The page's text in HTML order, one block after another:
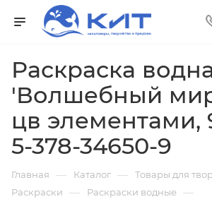
Раскраска
'Волшебный
цв элементами,
5-378-34650-9
Главная — Каталог — Товары для
Раскраски — Раскраски водные —